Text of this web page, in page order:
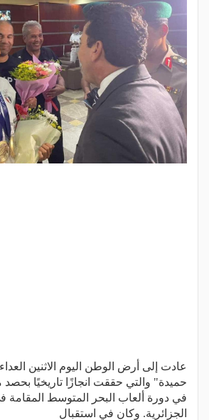
عادت إلى أرض الوطن اليوم الاثنين
حميدة" والتي حققت انجازًا تاريخيًا بحصد
في دورة ألعاب البحر المتوسط المقامة
الجزائرية. وكان في استقبال